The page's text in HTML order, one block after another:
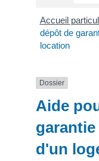
Accueil
dépôt de
location
Dossier
Aide
d'un